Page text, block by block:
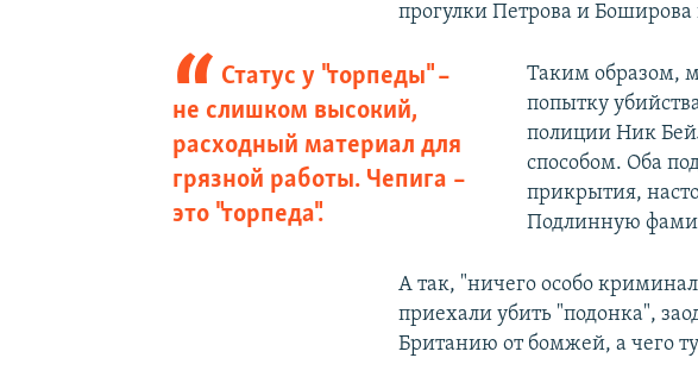
прогулки Петрова и Боширова
Статус у "торпеды" –
не слишком высокий,
расходный материал для
грязной работы. Чепига –
это "торпеда".
Таким образом,
попытку
полиции Ник
способом. Оба
прикрытия,
Подлинную
А так, "ничего особо
приехали убить "подонка",
Британию от бомжей, а чего